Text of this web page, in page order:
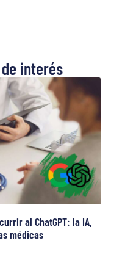
interés
al ChatGPT: la IA,
médicas